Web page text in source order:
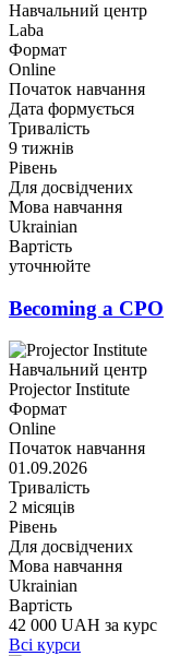
Навчальний центр
Laba
Формат
Online
Початок навчання
Дата формується
Тривалість
9 тижнів
Рівень
Для досвідчених
Мова навчання
Ukrainian
Вартість
уточнюйте
Becoming a CPO
Навчальний центр
Projector Institute
Формат
Online
Початок навчання
01.09.2026
Тривалість
2 місяців
Рівень
Для досвідчених
Мова навчання
Ukrainian
Вартість
42 000 UAH за курс
Всі курси